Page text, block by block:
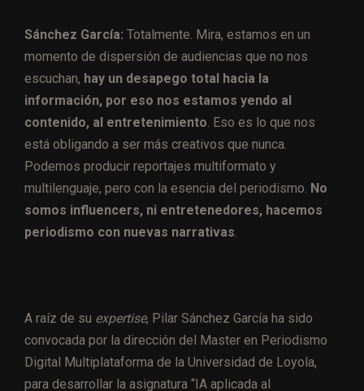
Sánchez García: Totalmente. Mira, estamos en un
momento de dispersión de audiencias que no nos
escuchan, hay un desapego total hacia la
información, por eso nos estamos yendo al
contenido, al entretenimiento . Eso es lo que nos
está obligando a ser más creativos que nunca.
Podemos producir reportajes multiformato y
multilenguaje, pero con la esencia del periodismo. No
somos influencers, ni entretenedores, hacemos
periodismo con nuevas narrativas
A raíz de su expertise, Pilar Sánchez García ha sido
convocada por la dirección del Master en Periodismo
Digital Multiplataforma de la Universidad de Loyola,
para desarrollar la asignatura “IA aplicada al